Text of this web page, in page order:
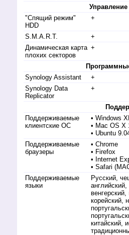
"Спящий режим"
HDD
+
S.M.A.R.T.
+
Динамическая карта
плохих секторов
+
Synology Assistant
+
Synology Data
Replicator
+
Поддерживаемые
клиентские ОС
• Windows
• Mac OS X
• Ubuntu
Поддерживаемые
браузеры
• Chrome
• Firefox
• Internet
• Safari
Поддерживаемые
языки
Русский,
корейский,
китайский,